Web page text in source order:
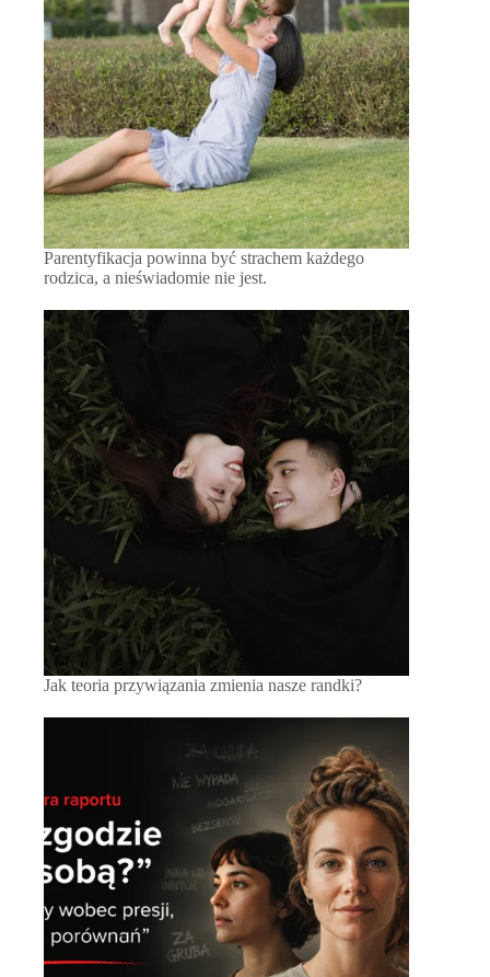
Parentyfikacja powinna być strachem każdego
rodzica, a nieświadomie nie jest.
Jak teoria przywiązania zmienia nasze randki?